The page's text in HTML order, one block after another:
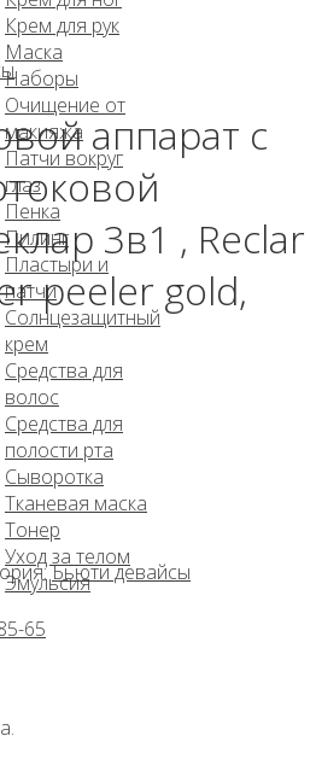
Крем для рук
Маска
Наборы
Очищение от
макияжа
Патчи вокруг
глаз
Пенка
Пилинг
Пластыри и
патчи
Солнцезащитный
крем
Средства для
волос
Средства для
полости рта
Сыворотка
Тканевая маска
Тонер
Уход за телом
Эмульсия
65
аппарат с
3в1 , Reclar
peeler gold,
Бьюти девайсы